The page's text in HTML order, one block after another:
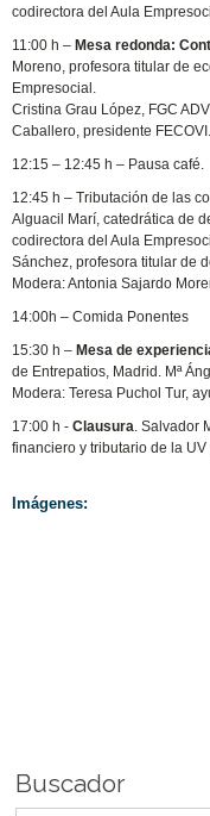
codirectora del Aula
11:00 h – Mesa redonda:
Moreno, profesora titular de
Empresocial.
Cristina Grau López, FGC
Caballero, presidente FECOVI.
12:15 – 12:45 h – Pausa café.
12:45 h – Tributación de las
Alguacil Marí, catedrática de
codirectora del Aula
Sánchez, profesora titular de
Modera: Antonia Sajardo
14:00h – Comida Ponentes
15:30 h –Mesa de
de Entrepatios, Madrid. Mª
Modera: Teresa Puchol Tur,
17:00 h -Clausura . Salvador
financiero y tributario de la UV
Imágenes:
Buscador